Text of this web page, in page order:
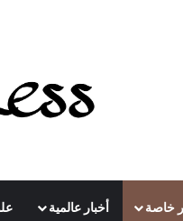
خاصة أخبار عالمية